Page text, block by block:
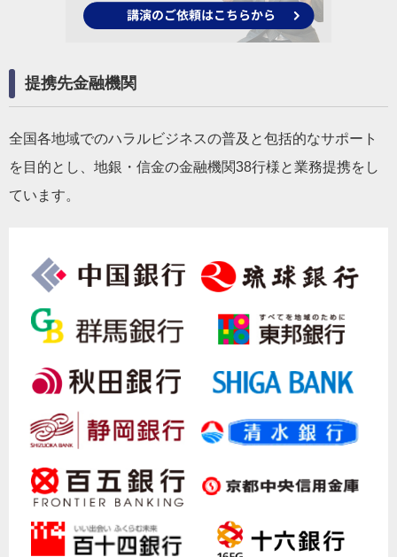
提携先金融機関
全国各地域でのハラルビジネスの普及と包括的なサポート
を目的とし、地銀・信金の金融機関38行様と業務提携をし
ています。